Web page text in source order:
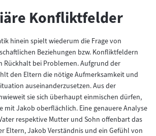
Konfliktfelder
hinein spielt wiederum die Frage von
Beziehungen bzw. Konfliktfeldern
Rückhalt bei Problemen. Aufgrund der
den Eltern die nötige Aufmerksamkeit und
auseinanderzusetzen. Aus der
sie sich überhaupt einmischen dürfen,
mit Jakob oberflächlich. Eine genauere Analyse
respektive Mutter und Sohn offenbart das
Eltern, Jakob Verständnis und ein Gefühl von